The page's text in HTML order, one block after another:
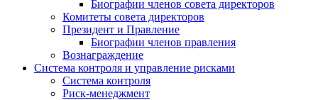
Биографии членов совета директоров
Комитеты совета директоров
Президент и Правление
Биографии членов правления
Вознаграждение
Система контроля и управление рисками
Система контроля
Риск-менеджмент